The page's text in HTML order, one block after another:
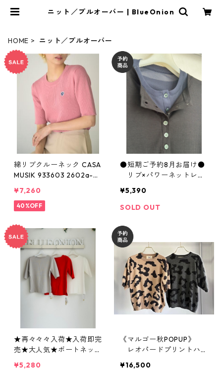
ニット／プルオーバー | BlueOnion
HOME ニット／プルオーバー
綿リブクルーネック CASA
MUSIK 933603 2602a-0
¥7,260
40%OFF
●短期ご予約8月お届け●
リブ×パワーネットレイ
25 hunch
¥5,390
SOLD OUT
★再々々々入荷★入荷即完
売★大人気★ボートネック
¥5,280
《マルゴー秋POPUP》
レオパードプリントハー
¥16,500